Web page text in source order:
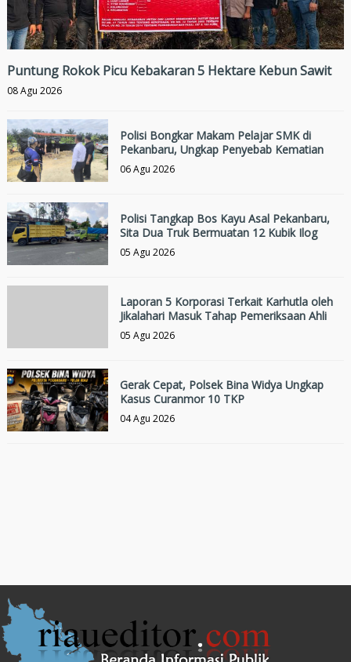
Puntung Rokok Picu Kebakaran 5 Hektare Kebun Sawit
08 Agu 2026
Polisi Bongkar Makam Pelajar SMK di
Pekanbaru, Ungkap Penyebab Kematian
06 Agu 2026
Polisi Tangkap Bos Kayu Asal Pekanbaru,
Sita Dua Truk Bermuatan 12 Kubik Ilog
05 Agu 2026
Laporan 5 Korporasi Terkait Karhutla oleh
Jikalahari Masuk Tahap Pemeriksaan Ahli
05 Agu 2026
Gerak Cepat, Polsek Bina Widya Ungkap
Kasus Curanmor 10 TKP
04 Agu 2026